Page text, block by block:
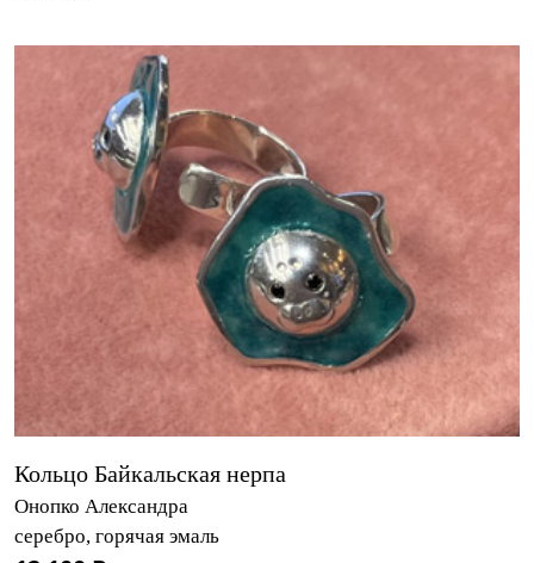
Кольцо Байкальская нерпа
Онопко Александра
серебро, горячая эмаль